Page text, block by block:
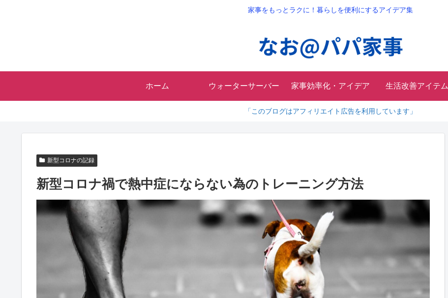
家事をもっとラクに！暮らしを便利にするアイデア集
ホーム ウォーターサーバー 家事効率化・アイデア 生活改善アイテム
「このブログはアフィリエイト広告を利用しています」
新型コロナの記録
新型コロナ禍で熱中症にならない為のトレーニング方法